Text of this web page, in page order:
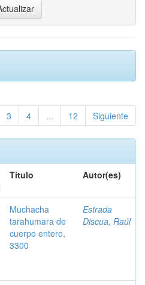
3 4 ... 12 Siguiente
Título Autor(es)
Muchacha
tarahumara de
cuerpo entero,
3300
Estrada
Discua, Raúl